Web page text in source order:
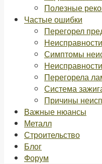
Полезные
Частые ошибки
Перегорел
Симптомы
Перегорела
Система
Причины
Важные нюансы
Металл
Строительство
Блог
Форум